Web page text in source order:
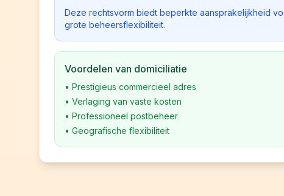
Deze rechtsvorm biedt beperkte aansprakelijkheid
grote beheersflexibiliteit.
Voordelen van domiciliatie
• Prestigieus commercieel adres
• Verlaging van vaste kosten
• Professioneel postbeheer
• Geografische flexibiliteit